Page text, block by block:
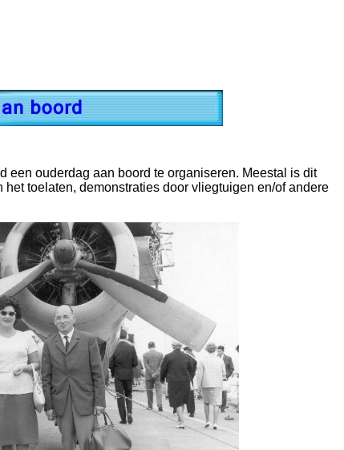
een ouderdag aan boord te organiseren. Meestal is dit
toelaten, demonstraties door vliegtuigen en/of andere